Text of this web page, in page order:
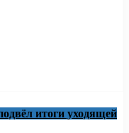
итоги уходящей